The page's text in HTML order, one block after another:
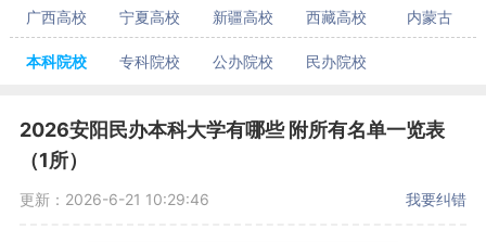
广西高校
宁夏高校 新疆高校 西藏高校 内蒙古
本科院校 专科院校 公办院校 民办院校
2026安阳民办本科大学有哪些 附所有名单一览表
（1所）
更新：2026-6-21 10:29:46 我要纠错